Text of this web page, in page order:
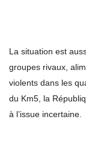
La situation est
groupes rivaux,
violents dans les
du Km5, la
à l’issue incertaine.